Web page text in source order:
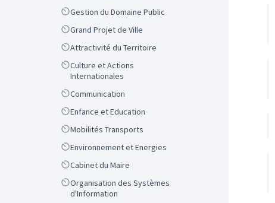
ScopeGestion du Domaine Public
ScopeGrand Projet de Ville
ScopeAttractivité du Territoire
Scope
Culture et Actions
Internationales
ScopeCommunication
ScopeEnfance et Education
ScopeMobilités Transports
ScopeEnvironnement et Energies
ScopeCabinet du Maire
Scope
Organisation des Systèmes
d'Information